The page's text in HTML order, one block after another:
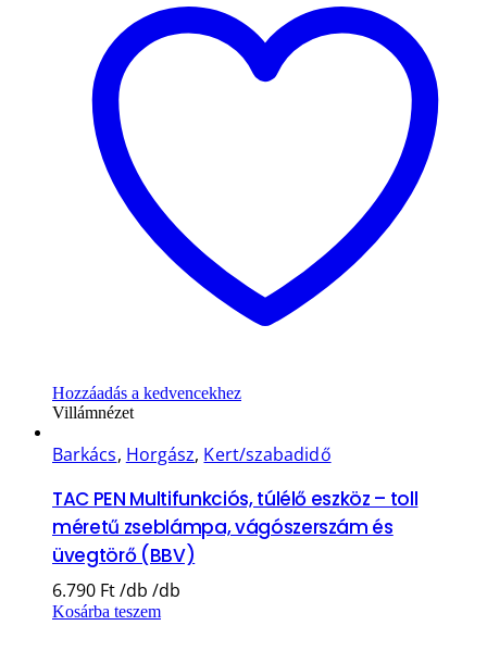
Hozzáadás a kedvencekhez
Villámnézet
Barkács, Horgász, Kert/szabadidő
TAC PEN Multifunkciós, túlélő eszköz – toll
méretű zseblámpa, vágószerszám és
üvegtörő (BBV)
6.790 Ft
Kosárba teszem